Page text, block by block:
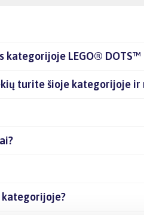
kategorijoje LEGO® DOTS™
turite šioje kategorijoje ir
kategorijoje?